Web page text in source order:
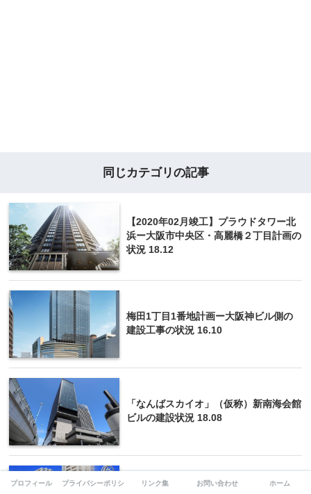
同じカテゴリの記事
【2020年02月竣工】プラウドタワー北
浜ー大阪市中央区・高麗橋２丁目計画の
状況 18.12
梅田1丁目1番地計画ー大阪神ビル側の
建設工事の状況 16.10
「なんばスカイオ」（仮称）新南海会館
ビルの建設状況 18.08
プロフィール プライバシーポリシー リンク集 お問い合わせ ホーム